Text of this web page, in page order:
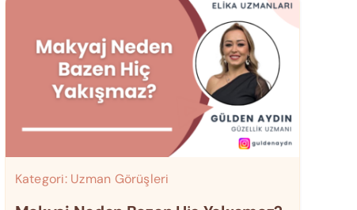
Kategori: Uzman Görüşleri